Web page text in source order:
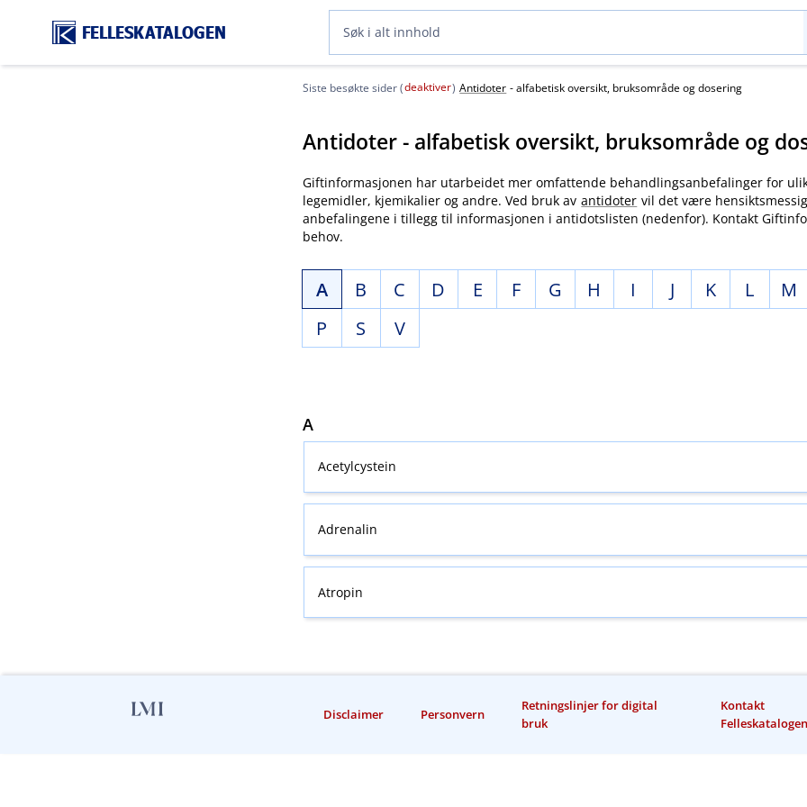
FELLESKATALOGEN
Siste besøkte sider (deaktiver) Antidoter - alfabetisk oversikt, bruksområde og dosering
Antidoter- alfabetisk oversikt, bruksområde og
Giftinformasjonen har utarbeidet mer omfattende behandlingsanbefalinger for
legemidler, kjemikalier og andre. Ved bruk av antidoter vil det være
anbefalingene i tillegg til informasjonen i antidotslisten (nedenfor). Kontakt
behov.
A B C D E F G H I J K L
M
P
S V
A
Acetylcystein
Adrenalin
Atropin
Disclaimer Personvern
Retningslinjer for digital
bruk
Kontakt
Felleskatalogen